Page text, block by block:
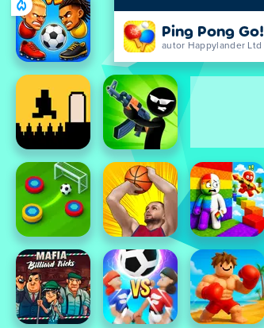
Ping Pong Go!
autor Happylander Ltd